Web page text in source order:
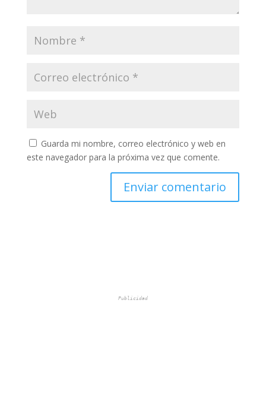
Guarda mi nombre, correo electrónico y web en
este navegador para la próxima vez que comente.
Publicidad